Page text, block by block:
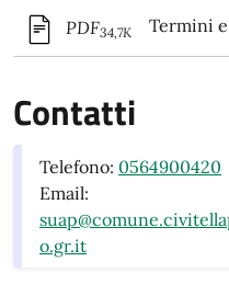
PDF34,7K Termini
Contatti
Telefono: 0564900420
Email:
o.gr.it